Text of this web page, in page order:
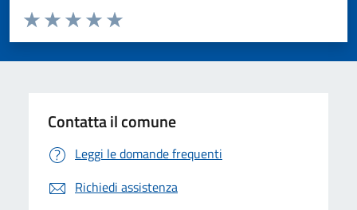
Valuta da 1 a 5 stelle la pagina
Valuta 5 stelle su 5
Valuta 4 stelle su 5
Valuta 3 stelle su 5
Valuta 2 stelle su 5
Valuta 1 stelle su 5
Contatta il comune
Leggi le domande frequenti
Richiedi assistenza